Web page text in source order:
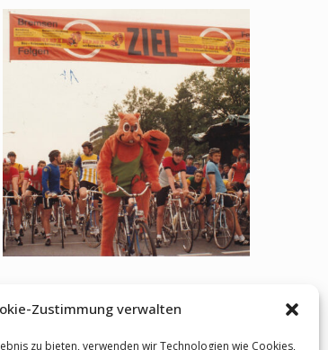
Zustimmung verwalten
zu bieten, verwenden wir Technologien wie Cookies,